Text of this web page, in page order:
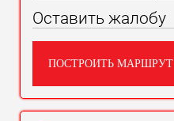
Оставить жалобу
ПОСТРОИТЬ МАРШРУТ